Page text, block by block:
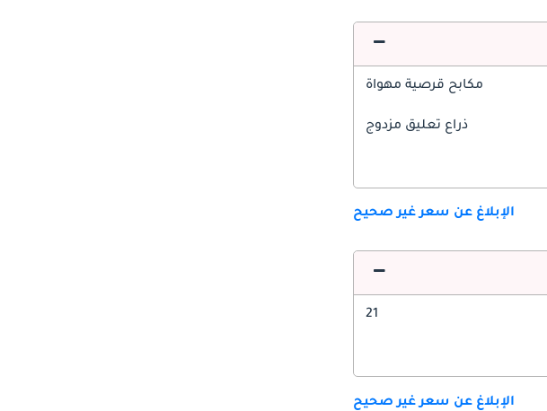
مكابح قرصية مهواة
ذراع تعليق مزدوج
الإبلاغ عن سعر غير صحيح
21
الإبلاغ عن سعر غير صحيح